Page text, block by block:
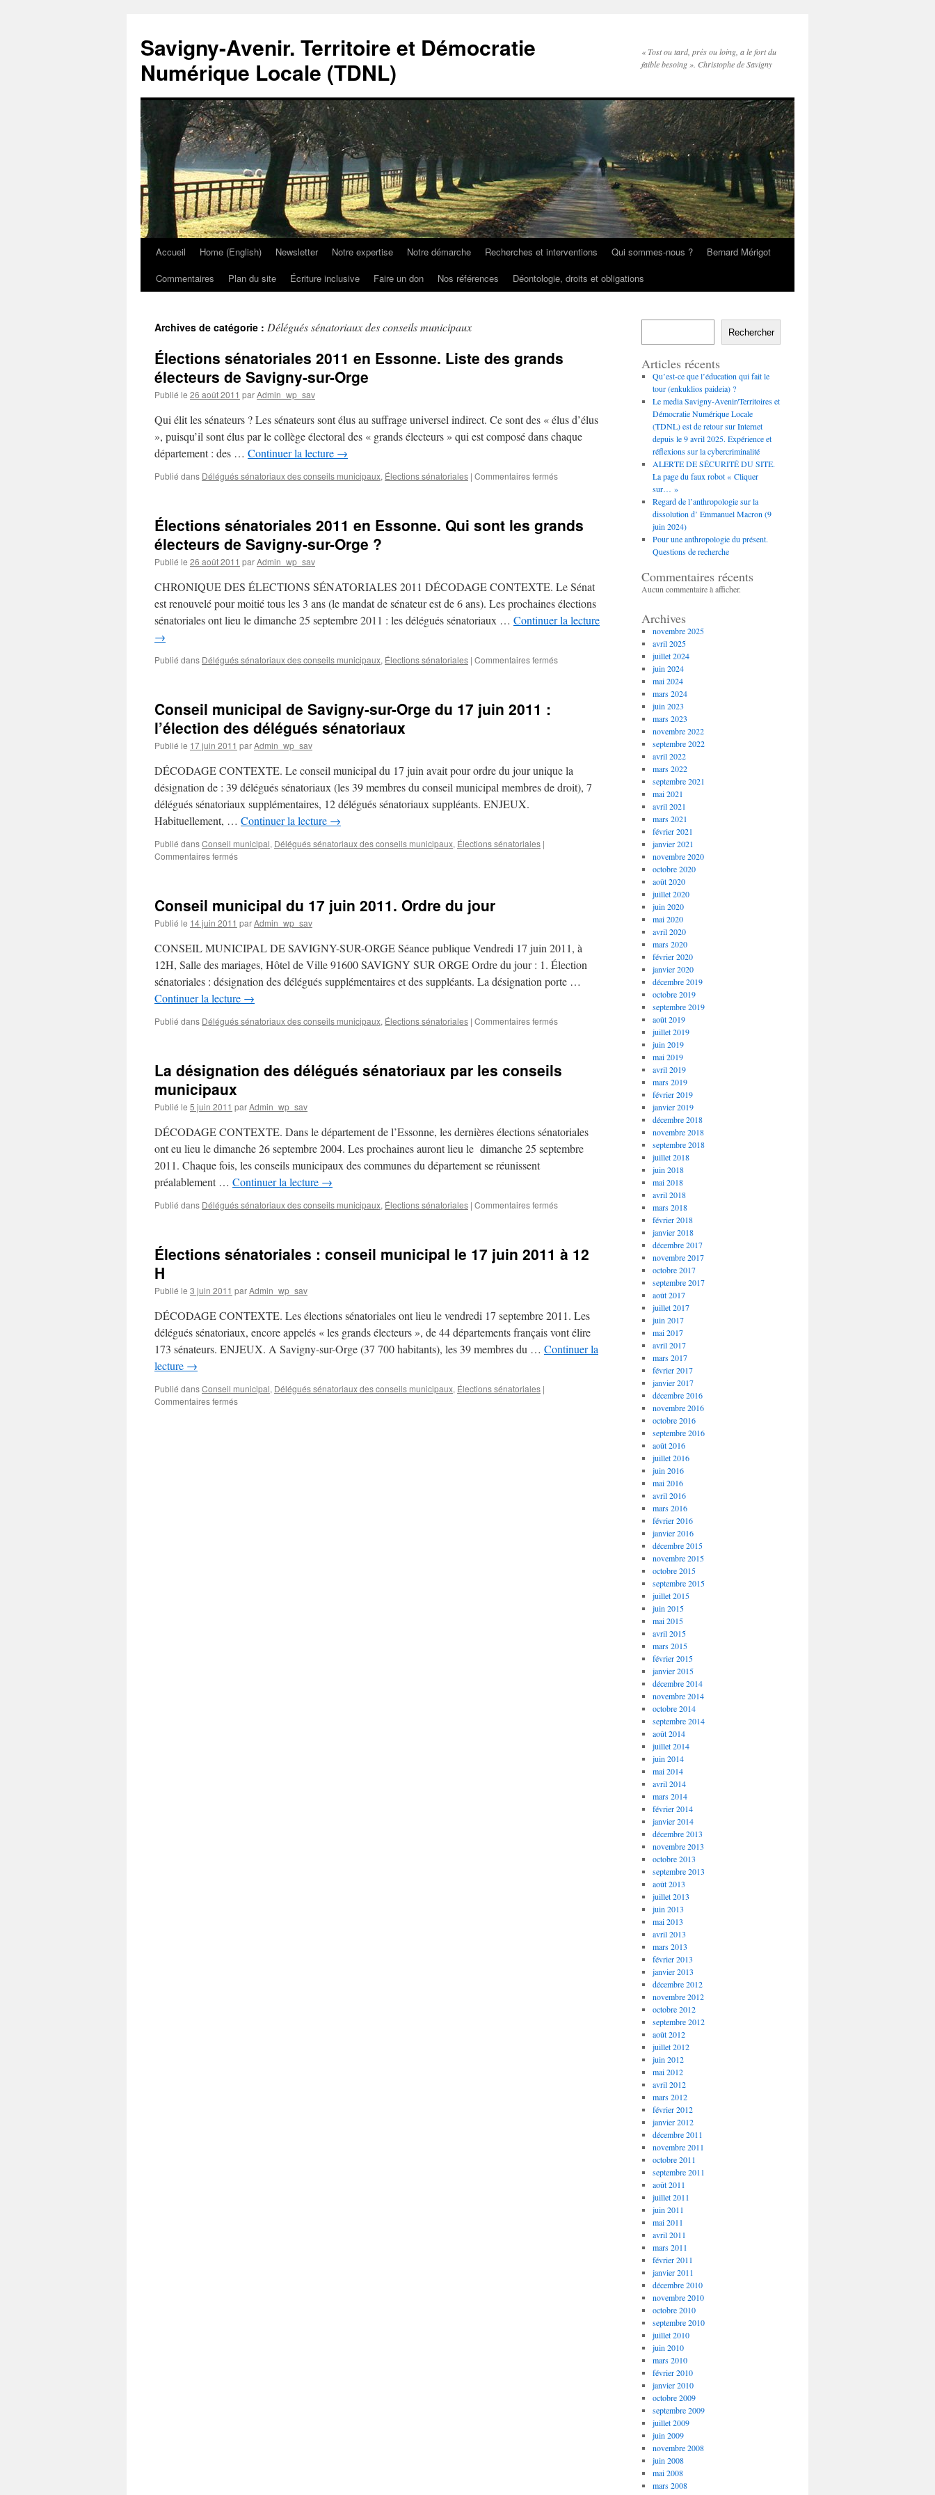
Savigny-Avenir. Territoire et Démocratie
Numérique Locale (TDNL)
« Tost ou tard, près ou loing, a le fort du
faible besoing ». Christophe de Savigny
Aller
Accueil Home (English) Newsletter Notre expertise Notre démarche Recherches et interventions Qui sommes-nous ?
Bernard Mérigot
Commentaires
Plan du site Écriture inclusive Faire un don Nos références Déontologie, droits et obligations
Archives de catégorie : Délégués sénatoriaux des conseils municipaux
Élections sénatoriales 2011 en Essonne. Liste des grands
électeurs de Savigny-sur-Orge
Publié le 26 août 2011 parAdmin_wp_sav
Qui élit les sénateurs ? Les sénateurs sont élus au suffrage universel indirect. Ce sont des « élus d’élus
», puisqu’il sont élus par le collège électoral des « grands électeurs » qui est composé dans chaque
département : des … Continuer la lecture →
Publié dans Délégués sénatoriaux des conseils municipaux, Élections sénatoriales | Commentaires ferméssur
en
électeurs
de
sur-
Élections sénatoriales 2011 en Essonne. Qui sont les grands
électeurs de Savigny-sur-Orge ?
Publié le 26 août 2011 parAdmin_wp_sav
CHRONIQUE DES ÉLECTIONS SÉNATORIALES 2011 DÉCODAGE CONTEXTE. Le Sénat
est renouvelé pour moitié tous les 3 ans (le mandat de sénateur est de 6 ans). Les prochaines élections
sénatoriales ont lieu le dimanche 25 septembre 2011 : les délégués sénatoriaux … Continuer la lecture
→
Publié dans Délégués sénatoriaux des conseils municipaux, Élections sénatoriales | Commentaires ferméssur
grands
électeurs
Conseil municipal de Savigny-sur-Orge du 17 juin 2011 :
l’élection des délégués sénatoriaux
Publié le 17 juin 2011 parAdmin_wp_sav
DÉCODAGE CONTEXTE. Le conseil municipal du 17 juin avait pour ordre du jour unique la
désignation de : 39 délégués sénatoriaux (les 39 membres du conseil municipal membres de droit), 7
délégués sénatoriaux supplémentaires, 12 délégués sénatoriaux suppléants. ENJEUX.
Habituellement, … Continuer la lecture →
Publié dansConseil municipal, Délégués sénatoriaux des conseils municipaux, Élections sénatoriales |
Commentaires ferméssur
Savigny-
Orge
du
17
juin
2011
l’élection
des
Conseil municipal du 17 juin 2011. Ordre du jour
Publié le 14 juin 2011 parAdmin_wp_sav
CONSEIL MUNICIPAL DE SAVIGNY-SUR-ORGE Séance publique Vendredi 17 juin 2011, à
12H, Salle des mariages, Hôtel de Ville 91600 SAVIGNY SUR ORGE Ordre du jour : 1. Élection
sénatoriales : désignation des délégués supplémentaires et des suppléants. La désignation porte …
Continuer la lecture →
Publié dans Délégués sénatoriaux des conseils municipaux, Élections sénatoriales | Commentaires ferméssur
17
jour
La désignation des délégués sénatoriaux par les conseils
municipaux
Publié le 5 juin 2011 parAdmin_wp_sav
DÉCODAGE CONTEXTE. Dans le département de l’Essonne, les dernières élections sénatoriales
ont eu lieu le dimanche 26 septembre 2004. Les prochaines auront lieu le dimanche 25 septembre
2011. Chaque fois, les conseils municipaux des communes du département se réunissent
préalablement … Continuer la lecture →
Publié dans Délégués sénatoriaux des conseils municipaux, Élections sénatoriales | Commentaires ferméssur
délégués
municipaux
Élections sénatoriales : conseil municipal le 17 juin 2011 à 12
H
Publié le 3 juin 2011 parAdmin_wp_sav
DÉCODAGE CONTEXTE. Les élections sénatoriales ont lieu le vendredi 17 septembre 2011. Les
délégués sénatoriaux, encore appelés « les grands électeurs », de 44 départements français vont élire
173 sénateurs. ENJEUX. A Savigny-sur-Orge (37 700 habitants), les 39 membres du … Continuer la
lecture →
Publié dansConseil municipal, Délégués sénatoriaux des conseils municipaux, Élections sénatoriales |
Commentaires ferméssur
Rechercher
Articles récents
Qu’est-ce que l’éducation qui fait le
tour (enkuklios paideia) ?
Le media Savigny-Avenir/Territoires et
Démocratie Numérique Locale
(TDNL) est de retour sur Internet
depuis le 9 avril 2025. Expérience et
réflexions sur la cybercriminalité
ALERTE DE SÉCURITÉ DU SITE.
La page du faux robot « Cliquer
sur… »
Regard de l’anthropologie sur la
dissolution d’ Emmanuel Macron (9
juin 2024)
Pour une anthropologie du présent.
Questions de recherche
Commentaires récents
Aucun commentaire à afficher.
Archives
novembre 2025
avril 2025
juillet 2024
juin 2024
mai 2024
mars 2024
juin 2023
mars 2023
novembre 2022
septembre 2022
avril 2022
mars 2022
septembre 2021
mai 2021
avril 2021
mars 2021
février 2021
janvier 2021
novembre 2020
octobre 2020
août 2020
juillet 2020
juin 2020
mai 2020
avril 2020
mars 2020
février 2020
janvier 2020
décembre 2019
octobre 2019
septembre 2019
août 2019
juillet 2019
juin 2019
mai 2019
avril 2019
mars 2019
février 2019
janvier 2019
décembre 2018
novembre 2018
septembre 2018
juillet 2018
juin 2018
mai 2018
avril 2018
mars 2018
février 2018
janvier 2018
décembre 2017
novembre 2017
octobre 2017
septembre 2017
août 2017
juillet 2017
juin 2017
mai 2017
avril 2017
mars 2017
février 2017
janvier 2017
décembre 2016
novembre 2016
octobre 2016
septembre 2016
août 2016
juillet 2016
juin 2016
mai 2016
avril 2016
mars 2016
février 2016
janvier 2016
décembre 2015
novembre 2015
octobre 2015
septembre 2015
juillet 2015
juin 2015
mai 2015
avril 2015
mars 2015
février 2015
janvier 2015
décembre 2014
novembre 2014
octobre 2014
septembre 2014
août 2014
juillet 2014
juin 2014
mai 2014
avril 2014
mars 2014
février 2014
janvier 2014
décembre 2013
novembre 2013
octobre 2013
septembre 2013
août 2013
juillet 2013
juin 2013
mai 2013
avril 2013
mars 2013
février 2013
janvier 2013
décembre 2012
novembre 2012
octobre 2012
septembre 2012
août 2012
juillet 2012
juin 2012
mai 2012
avril 2012
mars 2012
février 2012
janvier 2012
décembre 2011
novembre 2011
octobre 2011
septembre 2011
août 2011
juillet 2011
juin 2011
mai 2011
avril 2011
mars 2011
février 2011
janvier 2011
décembre 2010
novembre 2010
octobre 2010
septembre 2010
juillet 2010
juin 2010
mars 2010
février 2010
janvier 2010
octobre 2009
septembre 2009
juillet 2009
juin 2009
novembre 2008
juin 2008
mai 2008
mars 2008